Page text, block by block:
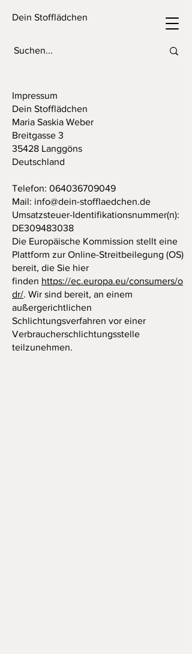
Dein Stofflädchen
Impressum
Dein Stofflädchen
Maria Saskia Weber
Breitgasse 3
35428 Langgöns
Deutschland
Telefon: 064036709049
Mail: info@dein-stofflaedchen.de
Umsatzsteuer-Identifikationsnummer(n):
DE309483038
Die Europäische Kommission stellt eine
Plattform zur Online-Streitbeilegung (OS)
bereit, die Sie hier
finden https://ec.europa.eu/consumers/o
dr/. Wir sind bereit, an einem
außergerichtlichen
Schlichtungsverfahren vor einer
Verbraucherschlichtungsstelle
teilzunehmen.